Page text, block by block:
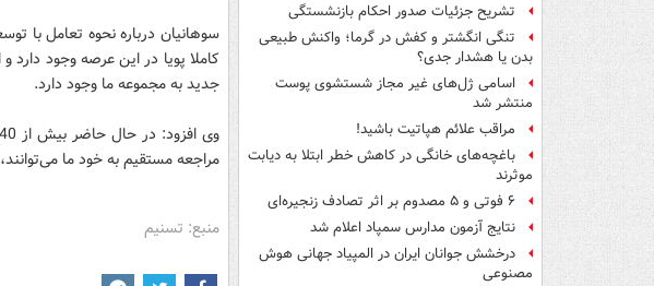
تشریح جزئیات صدور احکام بازنشستگی
تنگی انگشتر و کفش در گرما؛ واکنش طبیعی
بدن یا هشدار جدی؟
اسامی ژل‌های غیر مجاز شستشوی پوست
منتشر شد
مراقب علائم هپاتیت باشید!
باغچه‌های خانگی در کاهش خطر ابتلا به دیابت
موثرند
۶ فوتی و ۵ مصدوم بر اثر تصادف زنجیره‌ای
نتایج آزمون مدارس سمپاد اعلام شد
درخشش جوانان ایران در المپیاد جهانی هوش
مصنوعی
سوهانیان درباره نحوه تعامل با
کاملا پویا در این عرصه وجود دارد
جدید به مجموعه ما وجود دارد.
مراجعه مستقیم به خود ما
منبع: تسنیم